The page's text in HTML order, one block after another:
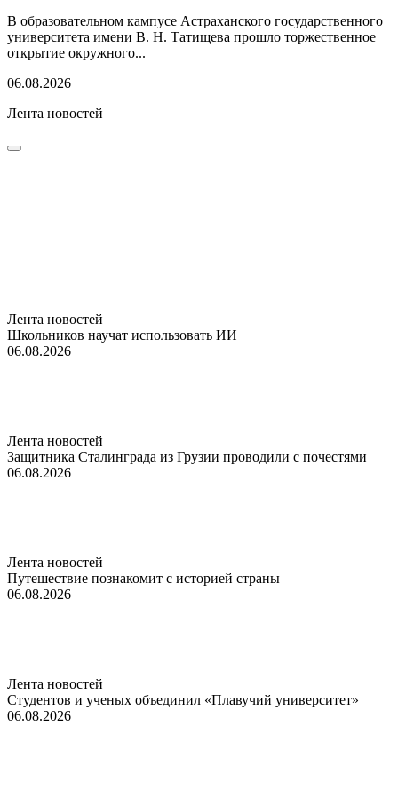
В образовательном кампусе Астраханского государственного
университета имени В. Н. Татищева прошло торжественное
открытие окружного...
06.08.2026
Лента новостей
Лента новостей
Школьников научат использовать ИИ
06.08.2026
Лента новостей
Защитника Сталинграда из Грузии проводили с почестями
06.08.2026
Лента новостей
Путешествие познакомит с историей страны
06.08.2026
Лента новостей
Студентов и ученых объединил «Плавучий университет»
06.08.2026